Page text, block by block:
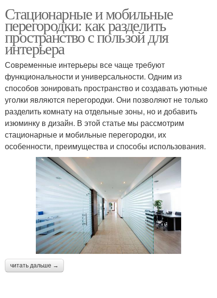
Стационарные и мобильные
перегородки: как разделить
пространство с пользой для
интерьера
Современные интерьеры все чаще требуют
функциональности и универсальности. Одним из
способов зонировать пространство и создавать уютные
уголки являются перегородки. Они позволяют не только
разделить комнату на отдельные зоны, но и добавить
изюминку в дизайн. В этой статье мы рассмотрим
стационарные и мобильные перегородки, их
особенности, преимущества и способы использования.
читать дальше →